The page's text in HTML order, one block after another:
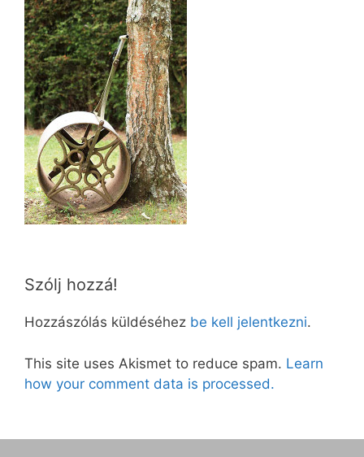
Szólj hozzá!
Hozzászólás küldéséhez be kell jelentkezni.
This site uses Akismet to reduce spam. Learn
how your comment data is processed.